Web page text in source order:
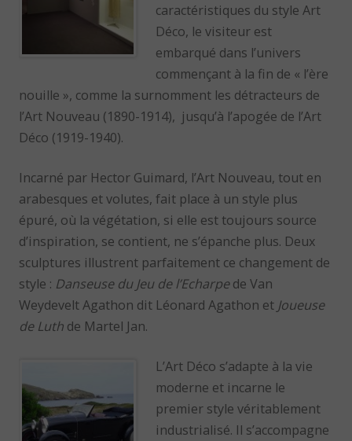
caractéristiques du style Art
Déco, le visiteur est
embarqué dans l’univers
commençant à la fin de « l’ère
nouille », comme la surnomment les détracteurs de
l’Art Nouveau (1890-1914), jusqu’à l’apogée de l’Art
Déco (1919-1940).
Incarné par Hector Guimard, l’Art Nouveau, tout en
arabesques et volutes, fait place à un style plus
épuré, où la végétation, si elle est toujours source
d’inspiration, se contient, ne s’épanche plus. Deux
sculptures illustrent parfaitement ce changement de
style : Danseuse du Jeu de l’Echarpede Van
Weydevelt Agathon dit Léonard Agathon et Joueuse
de Luth de Martel Jan.
L’Art Déco s’adapte à la vie
moderne et incarne le
premier style véritablement
industrialisé. Il s’accompagne